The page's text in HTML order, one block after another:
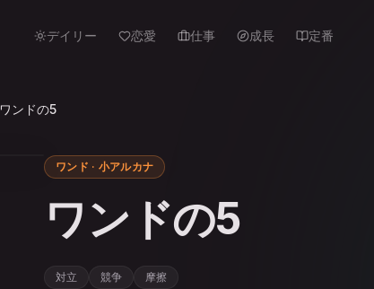
デイリー 恋愛 仕事 成長 定番
ワンドの5
ワンド · 小アルカナ
ワンドの5
対立 競争 摩擦